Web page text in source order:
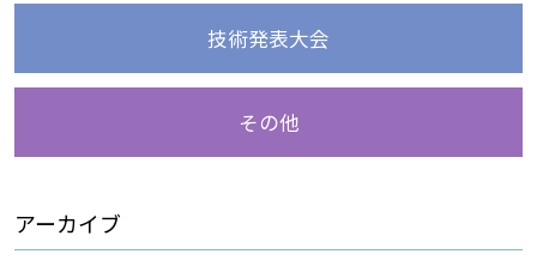
技術発表大会
その他
アーカイブ